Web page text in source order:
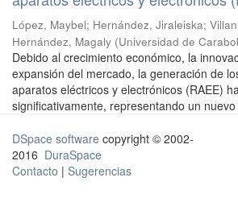
López, Maybel; Hernández, Jiraleiska;
Hernández, Magaly (Universidad de
Debido al crecimiento económico, la
expansión del mercado, la generación de
aparatos eléctricos y electrónicos (RAEE)
significativamente, representando un nuevo
DSpace software copyright © 2002-
2016 DuraSpace
Contacto | Sugerencias